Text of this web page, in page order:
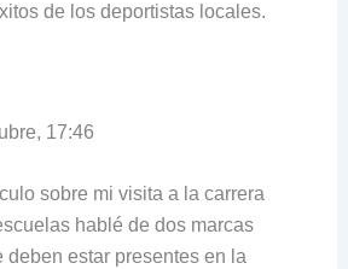
de los deportistas locales.
17:46
sobre mi visita a la carrera
hablé de dos marcas
deben estar presentes en la